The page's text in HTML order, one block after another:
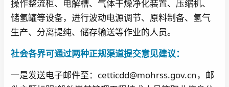
操作整流柜、电解槽、气体干燥净化装置、压缩机、
储氢罐等设备，进行波动电源调节、原料制备、氢气
生产、分离提纯、储存输送等作业的人员。
社会各界可通过两种正规渠道提交意见建议：
一是发送电子邮件至：cetticdd@mohrss.gov.cn，邮